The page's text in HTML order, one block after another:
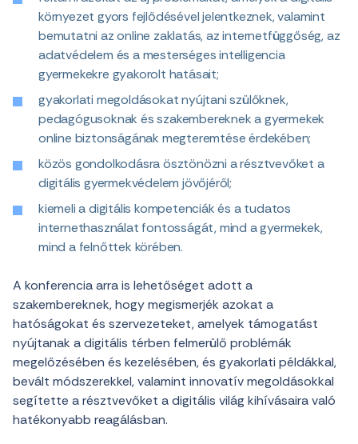
környezet gyors fejlődésével jelentkeznek, valamint
bemutatni az online zaklatás, az internetfüggőség, az
adatvédelem és a mesterséges intelligencia
gyermekekre gyakorolt hatásait;
gyakorlati megoldásokat nyújtani szülőknek,
pedagógusoknak és szakembereknek a gyermekek
online biztonságának megteremtése érdekében;
közös gondolkodásra ösztönözni a résztvevőket a
digitális gyermekvédelem jövőjéről;
kiemeli a digitális kompetenciák és a tudatos
internethasználat fontosságát, mind a gyermekek,
mind a felnőttek körében.
A konferencia arra is lehetőséget adott a
szakembereknek, hogy megismerjék azokat a
hatóságokat és szervezeteket, amelyek támogatást
nyújtanak a digitális térben felmerülő problémák
megelőzésében és kezelésében, és gyakorlati példákkal,
bevált módszerekkel, valamint innovatív megoldásokkal
segítette a résztvevőket a digitális világ kihívásaira való
hatékonyabb reagálásban.